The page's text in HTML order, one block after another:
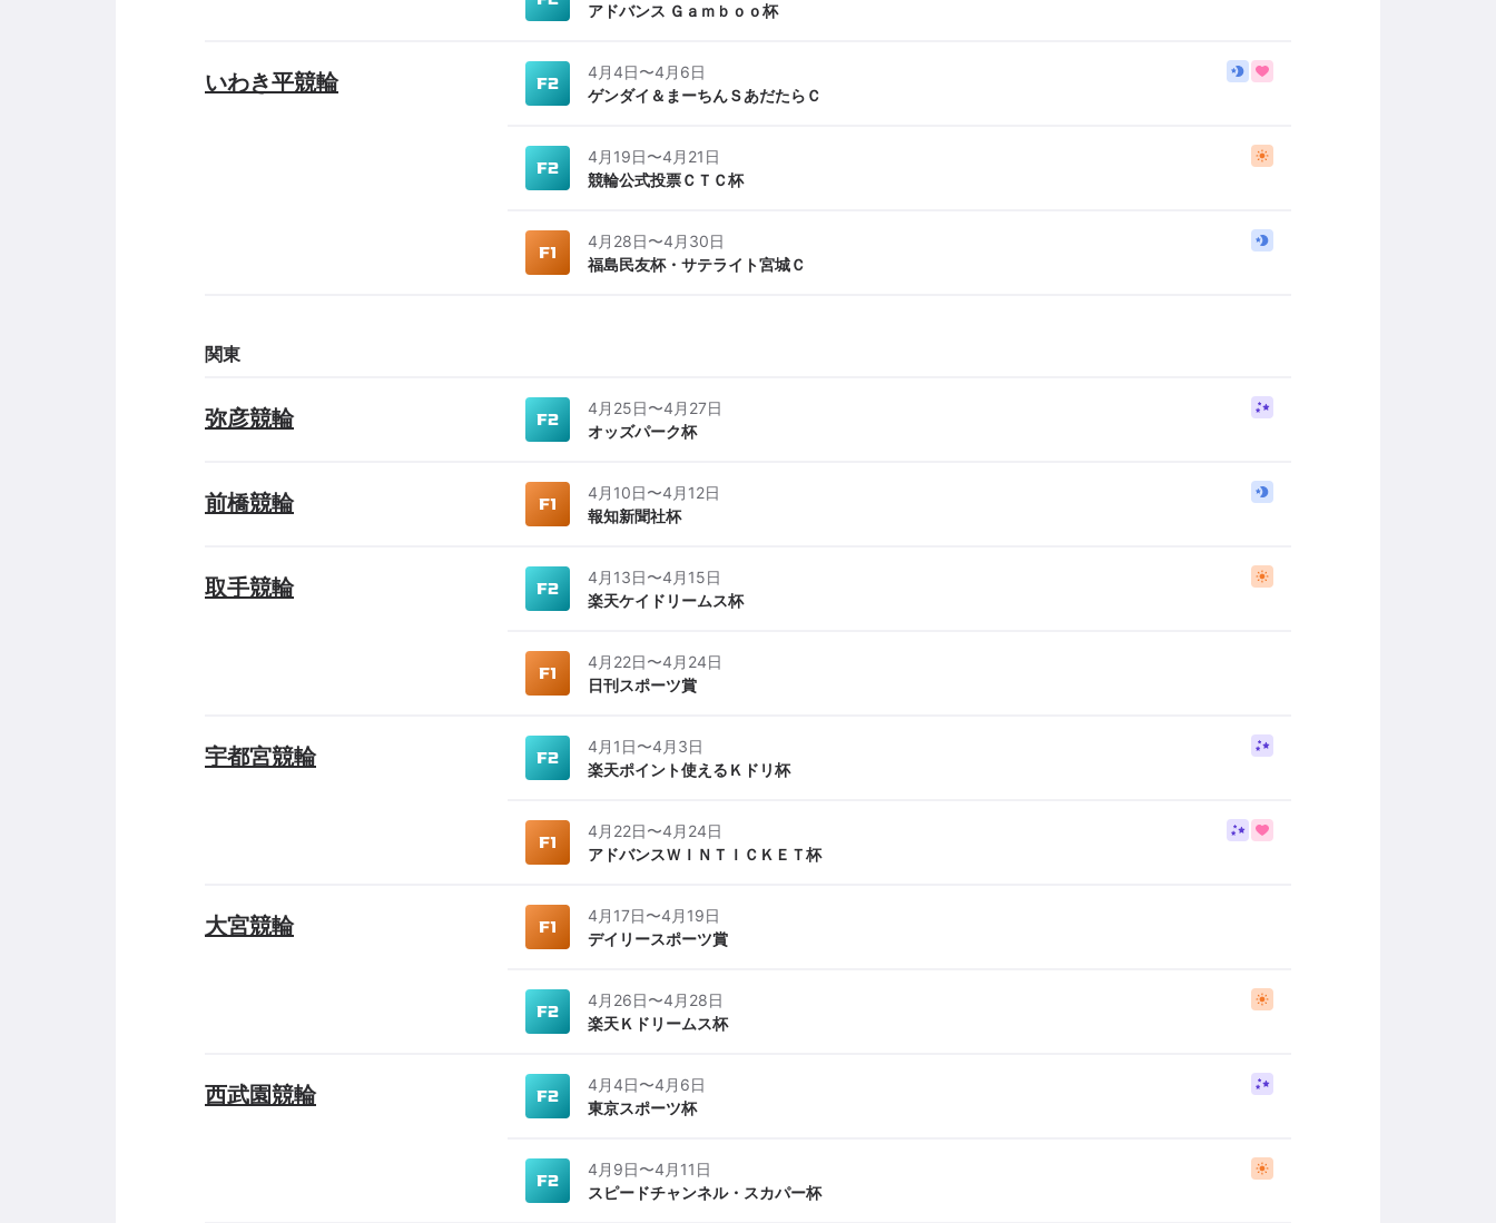
アドバンス Ｇａｍｂｏｏ杯
いわき平競輪 4月4日〜4月6日
ゲンダイ＆まーちんＳあだたらＣ
4月19日〜4月21日
競輪公式投票ＣＴＣ杯
4月28日〜4月30日
福島民友杯・サテライト宮城Ｃ
関東
弥彦競輪 4月25日〜4月27日
オッズパーク杯
前橋競輪 4月10日〜4月12日
報知新聞社杯
取手競輪 4月13日〜4月15日
楽天ケイドリームス杯
4月22日〜4月24日
日刊スポーツ賞
宇都宮競輪 4月1日〜4月3日
楽天ポイント使えるＫドリ杯
4月22日〜4月24日
アドバンスＷＩＮＴＩＣＫＥＴ杯
大宮競輪 4月17日〜4月19日
デイリースポーツ賞
4月26日〜4月28日
楽天Ｋドリームス杯
西武園競輪 4月4日〜4月6日
東京スポーツ杯
4月9日〜4月11日
スピードチャンネル・スカパー杯